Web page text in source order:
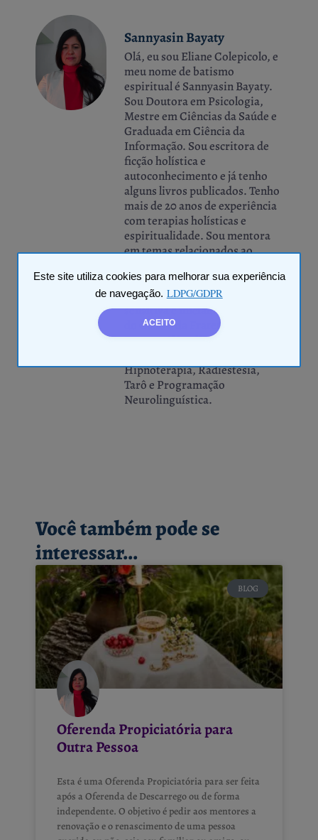
Este site utiliza cookies para melhorar sua experiência
de navegação. LDPG/GDPR
ACEITO
Sannyasin Bayaty
Olá, eu sou Eliane Colepicolo, e
meu nome de batismo
espiritual é Sannyasin Bayaty.
Sou Doutora em Psicologia,
Mestre em Ciências da Saúde e
Graduada em Ciência da
Informação. Sou escritora de
ficção holística e
autoconhecimento e já tenho
alguns livros publicados. Tenho
mais de 20 anos de experiência
com terapias holísticas e
espiritualidade. Sou mentora
em temas relacionados ao
desenvolvimento pessoal e
expansão da consciência. Sou
sensitiva e iniciada na egrégora
do Osho e da Fraternindade
Branca. Além disso, tenho
Hipnoterapia, Radiestesia,
Tarô e Programação
Neurolinguística.
Você também pode se
interessar...
BLOG
Oferenda Propiciatória para
Outra Pessoa
Esta é uma Oferenda Propiciatória para ser feita
após a Oferenda de Descarrego ou de forma
independente. O objetivo é pedir aos mentores a
renovação e o renascimento de uma pessoa